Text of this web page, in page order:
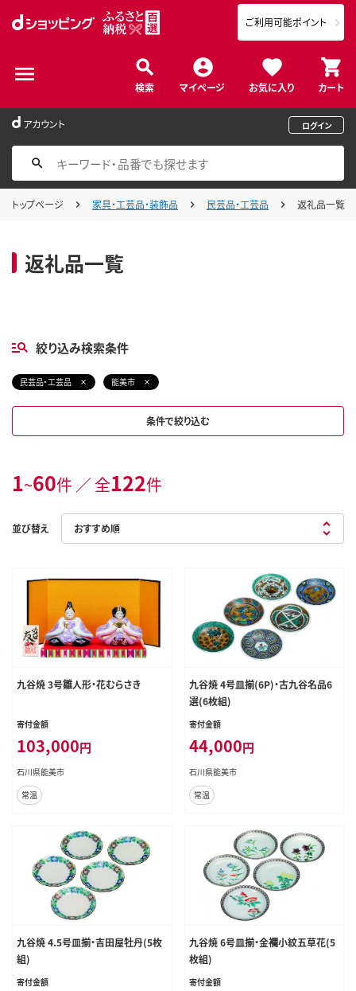
検索 マイページ お気に入り カート
ご利用可能ポイント
アカウント ログイン
トップページ 家具・工芸品・装飾品 民芸品・工芸品 返礼品一覧
返礼品一覧
絞り込み検索条件
民芸品・工芸品 能美市
条件で絞り込む
1~60件 ／ 全122件
並び替え
九谷焼 3号雛人形・花むらさき
寄付金額
103,000円
石川県能美市
常温
九谷焼 4号皿揃(6P)・古九谷名品6
選(6枚組)
寄付金額
44,000円
石川県能美市
常温
九谷焼 4.5号皿揃・吉田屋牡丹(5枚
組)
寄付金額
九谷焼 6号皿揃・金襴小紋五草花(5
枚組)
寄付金額